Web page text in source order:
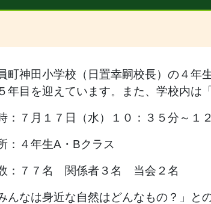
町神田小学校（日置幸嗣校長）の４年
年目を迎えています。また、学校内は
：７月１７日（水）１０：３５分～１
：４年生A・Bクラス
：７７名 関係者３名 当会２名
みんなは身近な自然はどんなもの？」